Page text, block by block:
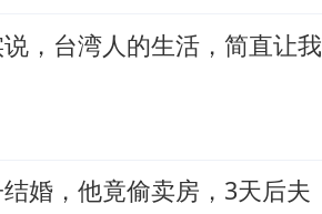
，台湾人的生活，简直让我
婚，他竟偷卖房，3天后夫